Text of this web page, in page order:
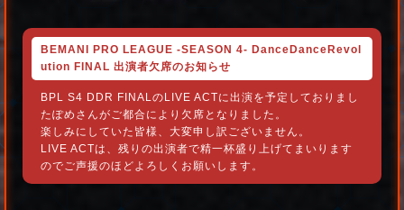
BEMANI PRO LEAGUE -SEASON 4- DanceDanceRevol
ution FINAL 出演者欠席のお知らせ
BPL S4 DDR FINALのLIVE ACTに出演を予定しておりまし
たぽめさんがご都合により欠席となりました。
楽しみにしていた皆様、大変申し訳ございません。
LIVE ACTは、残りの出演者で精一杯盛り上げてまいります
のでご声援のほどよろしくお願いします。